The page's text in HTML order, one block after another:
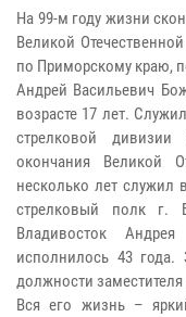
На 99-м году жизни
Великой
по Приморскому краю,
Андрей Васильевич
возрасте 17 лет.
стрелковой
окончания Великой
несколько лет служил
стрелковый полк г.
Владивосток
исполнилось 43
должности
Вся его жизнь –